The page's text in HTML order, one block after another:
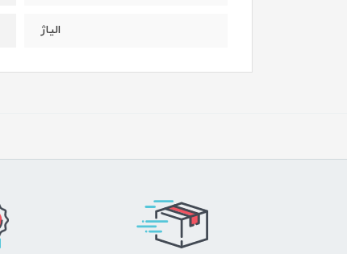
الیاژ